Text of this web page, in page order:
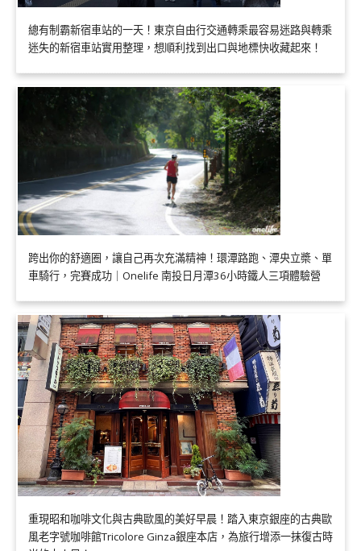
總有制霸新宿車站的一天！東京自由行交通轉乘最容易迷路與轉乘
迷失的新宿車站實用整理，想順利找到出口與地標快收藏起來！
跨出你的舒適圈，讓自己再次充滿精神！環潭路跑、潭央立槳、單
車騎行，完賽成功｜Onelife 南投日月潭36小時鐵人三項體驗營
重現昭和咖啡文化與古典歐風的美好早晨！踏入東京銀座的古典歐
風老字號咖啡館Tricolore Ginza銀座本店，為旅行增添一抹復古時